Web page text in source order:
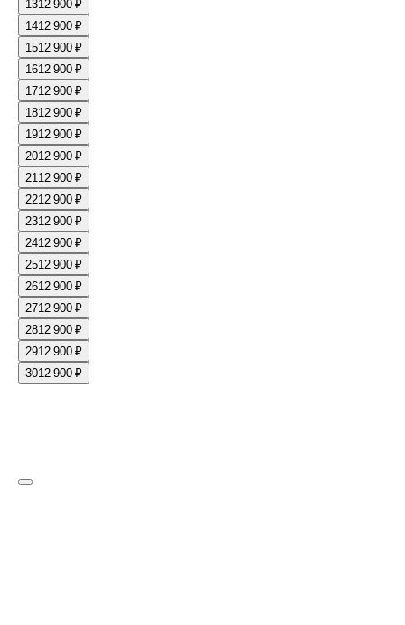
1312 900 ₽
1412 900 ₽
1512 900 ₽
1612 900 ₽
1712 900 ₽
1812 900 ₽
1912 900 ₽
2012 900 ₽
2112 900 ₽
2212 900 ₽
2312 900 ₽
2412 900 ₽
2512 900 ₽
2612 900 ₽
2712 900 ₽
2812 900 ₽
2912 900 ₽
3012 900 ₽